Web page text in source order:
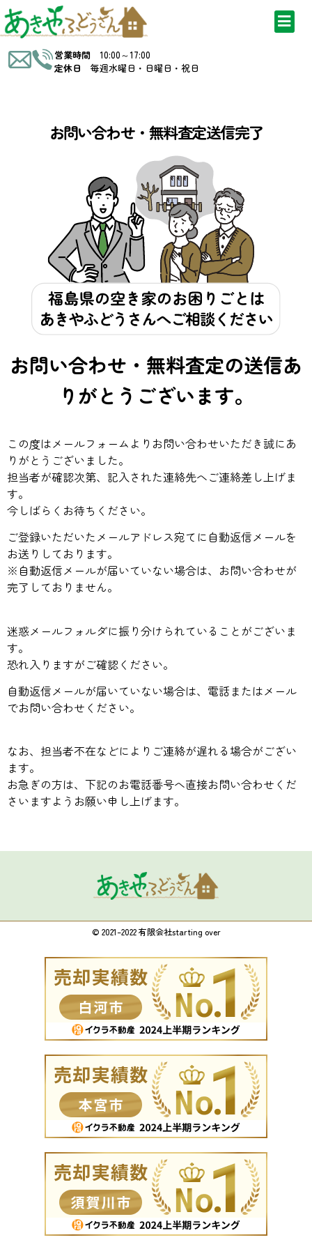
営業時間 10:00～17:00
定休日
毎週水曜日・日曜日・祝日
お問い合わせ・無料査定送信完了
お問い合わせ・無料査定の送信あ
りがとうございます。
この度はメールフォームよりお問い合わせいただき誠にあ
りがとうございました。
担当者が確認次第、記入された連絡先へご連絡差し上げま
す。
今しばらくお待ちください。
ご登録いただいたメールアドレス宛てに自動返信メールを
お送りしております。
※自動返信メールが届いていない場合は、お問い合わせが
完了しておりません。
迷惑メールフォルダに振り分けられていることがございま
す。
恐れ入りますがご確認ください。
自動返信メールが届いていない場合は、電話またはメール
でお問い合わせください。
なお、担当者不在などによりご連絡が遅れる場合がござい
ます。
お急ぎの方は、下記のお電話番号へ直接お問い合わせくだ
さいますようお願い申し上げます。
© 2021–2022 有限会社starting over